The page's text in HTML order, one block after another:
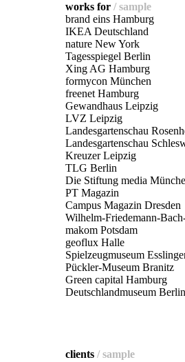
works for / sample
brand eins Hamburg
IKEA Deutschland
nature New York
Tagesspiegel Berlin
Xing AG Hamburg
formycon München
freenet Hamburg
Gewandhaus Leipzig
LVZ Leipzig
Landesgartenschau
Landesgartenschau
Kreuzer Leipzig
TLG Berlin
Die Stiftung media
PT Magazin
Campus Magazin Dresden
Wilhelm-Friedemann-
makom Potsdam
geoflux Halle
Spielzeugmuseum
Pückler-Museum Branitz
Green capital Hamburg
Deutschlandmuseum Berlin
clients / sample